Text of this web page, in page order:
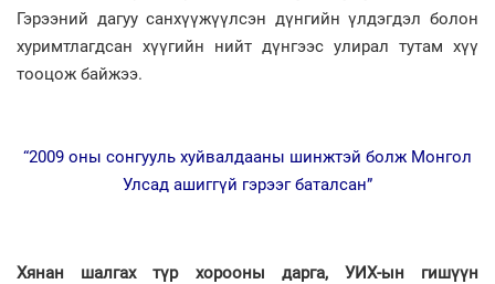
Гэрээний дагуу санхүүжүүлсэн дүнгийн үлдэгдэл болон
хуримтлагдсан хүүгийн нийт дүнгээс улирал тутам хүү
тооцож байжээ.
“2009 оны сонгууль хуйвалдааны шинжтэй болж Монгол
Улсад ашиггүй гэрээг баталсан”
Хянан шалгах түр хорооны дарга, УИХ-ын гишүүн